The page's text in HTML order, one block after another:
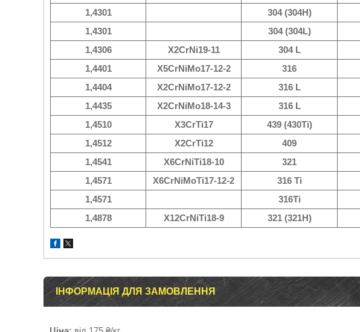
1,4301
304 (304H)
1,4301
304 (304L)
1,4306
X2CrNi19-11 304 L
1,4401
X5CrNiMo17-12-2 316
1,4404
X2CrNiMo17-12-2 316 L
1,4435
X2CrNiMo18-14-3 316 L
1,4510
X3CrTi17 439 (430Ti)
1,4512
X2CrTi12 409
1,4541
X6CrNiTi18-10 321
1,4571
X6CrNiMoTi17-12-2 316 Ti
1,4571
316Ti
1,4878
X12CrNiTi18-9 321 (321Н)
ІНФОРМАЦІЯ ДЛЯ ЗАМОВЛЕННЯ